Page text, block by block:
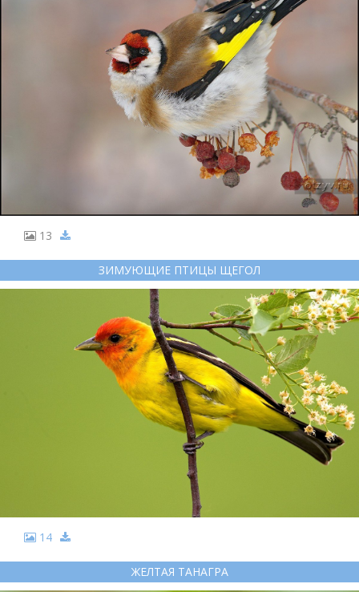
13
ЗИМУЮЩИЕ ПТИЦЫ ЩЕГОЛ
14
ЖЕЛТАЯ ТАНАГРА